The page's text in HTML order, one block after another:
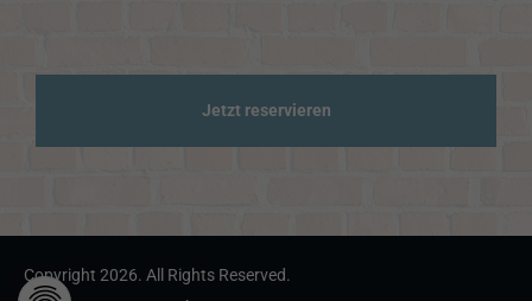
Jetzt reservieren
Copyright 2026. All Rights Reserved.